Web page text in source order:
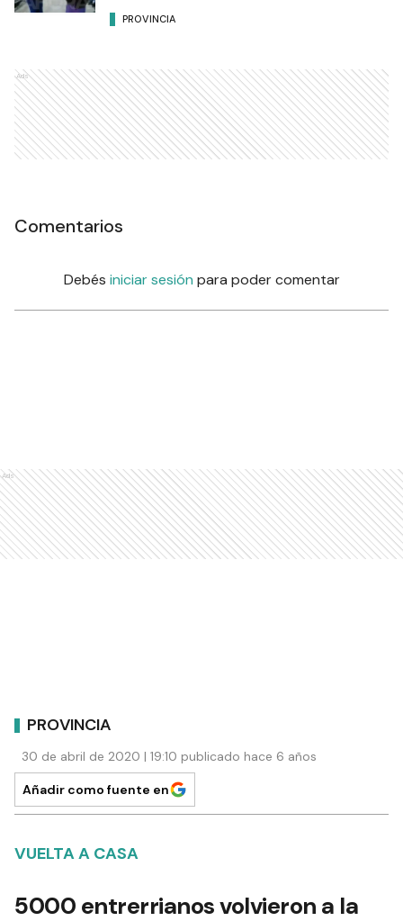
PROVINCIA
Ads
Comentarios
Debés iniciar sesión para poder comentar
Ads
PROVINCIA
30 de abril de 2020 | 19:10 publicado hace 6 años
Añadir como fuente en
VUELTA A CASA
5000 entrerrianos volvieron a la